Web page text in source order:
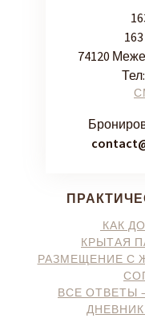
74120
Тел:
КАК
КРЫТАЯ
РАЗМЕЩЕНИЕ С
ВСЕ ОТВЕТЫ
ДНЕВНИК